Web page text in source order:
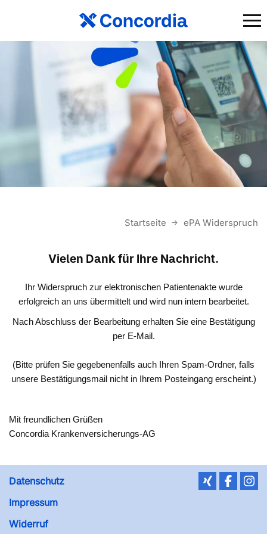
Startseite ePA Widerspruch
Vielen Dank für Ihre Nachricht.
Ihr Widerspruch zur elektronischen Patientenakte wurde
erfolgreich an uns übermittelt und wird nun intern bearbeitet.
Nach Abschluss der Bearbeitung erhalten Sie eine Bestätigung
per E-Mail.
(Bitte prüfen Sie gegebenenfalls auch Ihren Spam-Ordner, falls
unsere Bestätigungsmail nicht in Ihrem Posteingang erscheint.)
Mit freundlichen Grüßen
Concordia Krankenversicherungs-AG
Datenschutz
Impressum
Widerruf